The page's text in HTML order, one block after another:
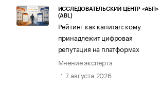
ИССЛЕДОВАТЕЛЬСКИЙ ЦЕНТР «АБП»
(ABL)
Рейтинг как капитал: кому
принадлежит цифровая
репутация на платформах
Мнение эксперта
7 августа 2026